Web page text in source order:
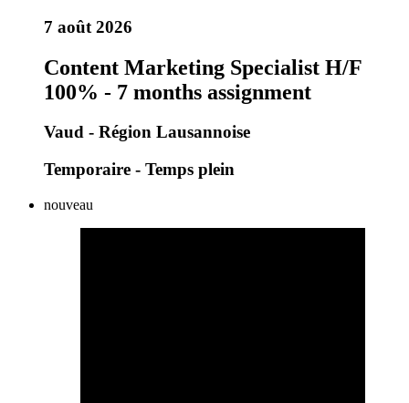
7 août 2026
Content Marketing Specialist H/F
100% - 7 months assignment
Vaud - Région Lausannoise
Temporaire - Temps plein
nouveau